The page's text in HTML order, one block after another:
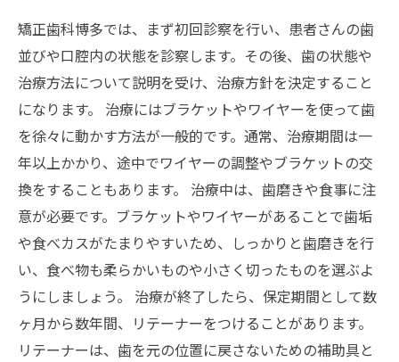
矯正歯科博多では、まず初回診察を行い、患者さんの歯
並びや口腔内の状態を診察します。その後、歯の状態や
治療方法について説明を受け、治療方針を決定すること
になります。 治療にはブラケットやワイヤーを使って歯
を徐々に動かす方法が一般的です。通常、治療期間は一
年以上かかり、途中でワイヤーの調整やブラケットの交
換をすることもあります。 治療中は、歯磨きや食事に注
意が必要です。ブラケットやワイヤーがあることで歯垢
や食べカスがたまりやすいため、しっかりと歯磨きを行
い、食べ物も柔らかいものや小さく切ったものを選ぶよ
うにしましょう。 治療が終了したら、保定期間として数
ヶ月から数年間、リテーナーをつけることがあります。
リテーナーは、歯を元の位置に戻さないための補助具と